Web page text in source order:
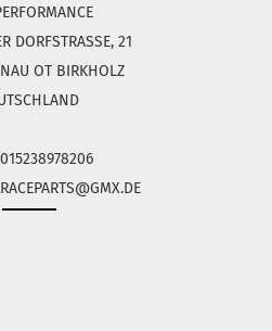
DORFSTRASSE, 21
OT BIRKHOLZ